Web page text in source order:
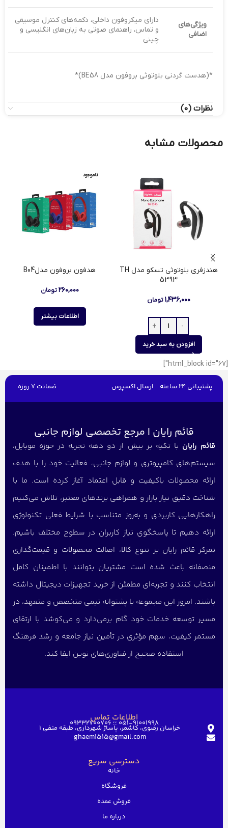
ویژگی‌های
اضافی
دارای میکروفون داخلی، دکمه‌های کنترل موسیقی
و تماس، راهنمای صوتی به زبان‌های انگلیسی و
چینی
*(هدست گردنی بلوتوثی بروفون مدل BE58)*
نظرات (0)
محصولات مشابه
هندزفری بلوتوثی تسکو مدل TH
5393
۱,۴۳۶,۰۰۰ تومان
افزودن به سبد خرید
ناموجود
هدفون بروفون مدلB04
۲۶۰,۰۰۰ تومان
اطلاعات بیشتر
[html_block id="67"]
پشتیبانی 24 ساعته ارسال اکسپرس ضمانت 7 روزه
قائم رایان | مرجع تخصصی لوازم جانبی
قائم رایان با تکیه بر بیش از دو دهه تجربه در حوزه موبایل،
سیستم‌های کامپیوتری و لوازم جانبی، فعالیت خود را با هدف
ارائه محصولات باکیفیت و قابل اعتماد آغاز کرده است. ما با
شناخت دقیق نیاز بازار و همراهی برندهای معتبر، تلاش می‌کنیم
راهکارهایی کاربردی و به‌روز متناسب با شرایط فعلی تکنولوژی
ارائه دهیم تا پاسخگوی نیاز کاربران در سطوح مختلف باشیم.
تمرکز قائم رایان بر تنوع کالا، اصالت محصولات و قیمت‌گذاری
منصفانه باعث شده است مشتریان بتوانند با اطمینان کامل
انتخاب کنند و تجربه‌ای مطمئن از خرید تجهیزات دیجیتال داشته
باشند. امروز این مجموعه با پشتوانه تیمی متخصص و متعهد، در
مسیر توسعه خدمات خود گام برمی‌دارد و می‌کوشد با ارتقای
مستمر کیفیت، سهم مؤثری در تأمین نیاز جامعه و رشد فرهنگ
استفاده صحیح از فناوری‌های نوین ایفا کند.
اطلاعات تماس051-91001998 ؛؛ 09332700706
خراسان رضوی، کاشمر، پاساژ شهرداری، طبقه منفی ۱
ghaem1515@gmail.com
دسترسی سریع
خانه
فروشگاه
فروش عمده
درباره ما